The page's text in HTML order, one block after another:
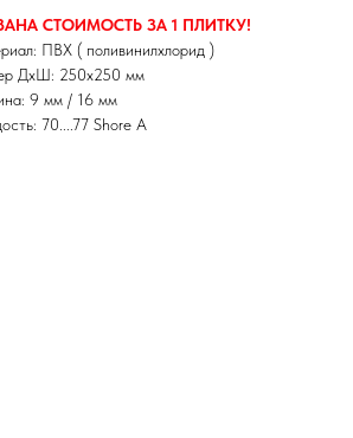
СТОИМОСТЬ ЗА 1 ПЛИТКУ!
ПВХ ( поливинилхлорид )
ДхШ: 250х250 мм
9 мм / 16 мм
70....77 Shore A